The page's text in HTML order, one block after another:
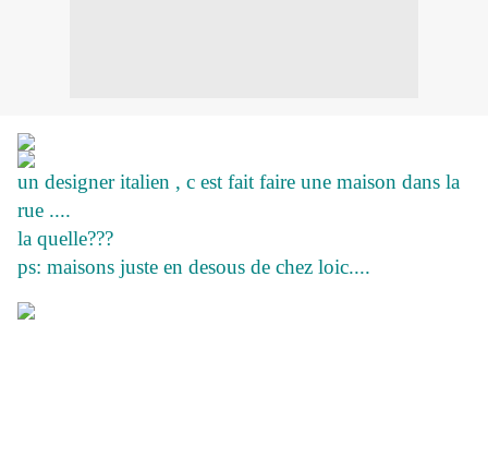
un designer italien , c est fait faire une maison dans la
rue ....
la quelle???
ps: maisons juste en desous de chez loic....